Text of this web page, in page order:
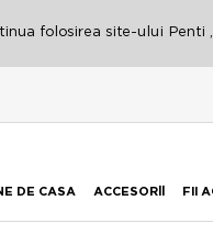
folosirea site-ului Penti
DE CASA ACCESORİİ FII